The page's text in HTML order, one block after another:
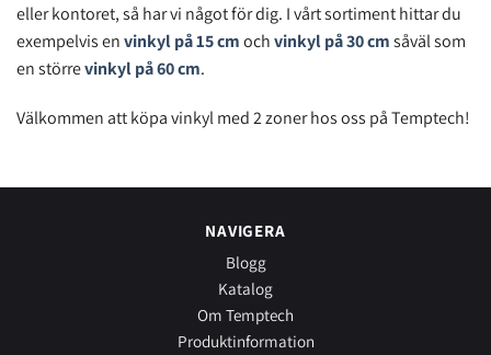
eller kontoret, så har vi något för dig. I vårt sortiment hittar du
exempelvis envinkyl på 15 cmochvinkyl på 30 cmsåväl som
en störrevinkyl på 60 cm.
Välkommen att köpa vinkyl med 2 zoner hos oss på Temptech!
NAVIGERA
Blogg
Katalog
Om Temptech
Produktinformation